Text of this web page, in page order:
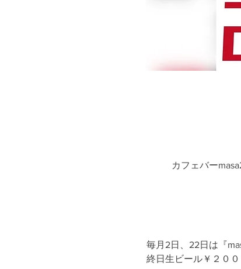
カフェバー
毎月2日、22日は『
終日生ビール￥２００